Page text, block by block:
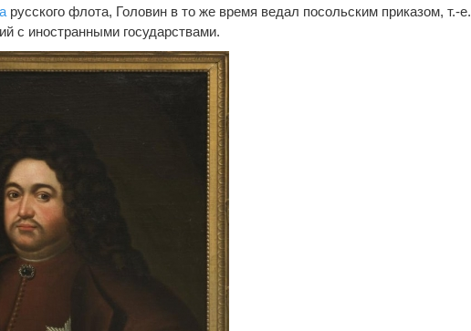
русского флота, Головин в то же время ведал посольским приказом, т.-е.
с иностранными государствами.